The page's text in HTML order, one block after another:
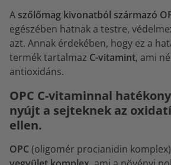
A szőlőmag kivonatból származó
egészében hatnak a testre,
azt. Annak érdekében, hogy ez a
termék tartalmaz C-vitamint, ami
antioxidáns.
OPC C-vitaminnal
nyújt a sejteknek az
ellen.
OPC(oligomér procianidin